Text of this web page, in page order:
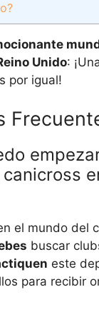
Unido:
por igual!
el mundo del
buscar
este
para recibir